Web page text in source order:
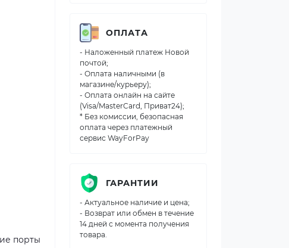
порты
ОПЛАТА
- Наложенный платеж Новой
почтой;
- Оплата наличными (в
магазине/курьеру);
- Оплата онлайн на сайте
(Visa/MasterCard, Приват24);
* Без комиссии, безопасная
оплата через платежный
сервис WayForPay
ГАРАНТИИ
- Актуальное наличие и цена;
- Возврат или обмен в течение
14 дней с момента получения
товара.